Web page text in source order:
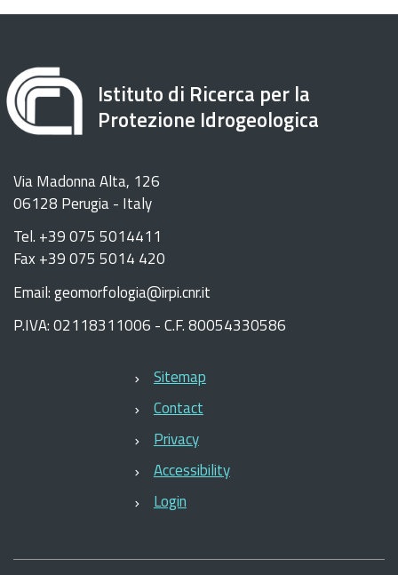
Istituto di Ricerca per la
Protezione Idrogeologica
Via Madonna Alta, 126
06128 Perugia - Italy
Tel. +39 075 5014411
Fax +39 075 5014 420
Email: geomorfologia@irpi.cnr.it
P.IVA: 02118311006 - C.F. 80054330586
Sitemap
Contact
Privacy
Accessibility
Login